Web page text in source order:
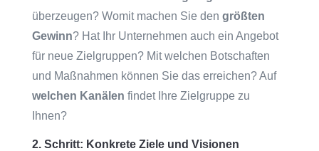
überzeugen? Womit machen Sie den größten
Gewinn? Hat Ihr Unternehmen auch ein Angebot
für neue Zielgruppen? Mit welchen Botschaften
und Maßnahmen können Sie das erreichen? Auf
welchen Kanälen findet Ihre Zielgruppe zu
Ihnen?
2. Schritt: Konkrete Ziele und Visionen